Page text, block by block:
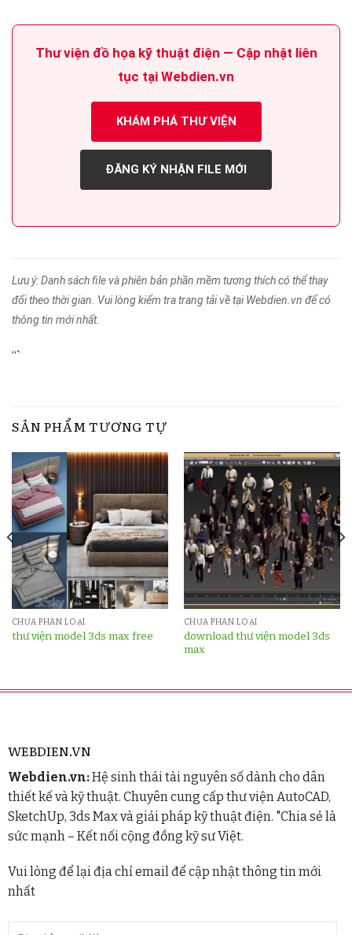
Thư viện đồ họa kỹ thuật điện — Cập nhật liên
tục tại Webdien.vn
KHÁM PHÁ THƯ VIỆN
ĐĂNG KÝ NHẬN FILE MỚI
Lưu ý: Danh sách file và phiên bản phần mềm tương thích có thể thay
đổi theo thời gian. Vui lòng kiểm tra trang tải về tại Webdien.vn để có
thông tin mới nhất.
“`
SẢN PHẨM TƯƠNG TỰ
CHƯA PHÂN LOẠI
thư viện model 3ds max free
CHƯA PHÂN LOẠI
download thư viện model 3ds
max
WEBDIEN.VN
Webdien.vn:Hệ sinh thái tài nguyên số dành cho dân
thiết kế và kỹ thuật. Chuyên cung cấp thư viện AutoCAD,
SketchUp, 3ds Max và giải pháp kỹ thuật điện. "Chia sẻ là
sức mạnh – Kết nối cộng đồng kỹ sư Việt.
Vui lòng để lại địa chỉ email để cập nhật thông tin mới
nhất